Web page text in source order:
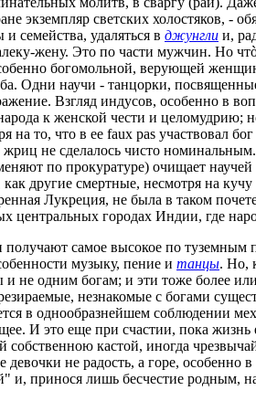
экземпляр светских холостяков, -
семейства, удаляться в джунгли и,
жену. Это по части мужчин. Но
богомольной, верующей
Одни научи - танцорки,
Взгляд индусов, особенно в
к женской чести и
то, что в ее faux pas участвовал
не сделалось чисто
по прокуратуре) очищает
другие смертные, несмотря на
Лукреция, не была в таком
центральных городах Индии, где
самое высокое по
музыку, пение и танцы. Но,
не одним богам; и эти тоже более
незнакомые с богами
в однообразнейшем соблюдении
И это еще при счастии, пока
кастой, иногда
не радость, а горе,
и, принося лишь бесчестие родным,